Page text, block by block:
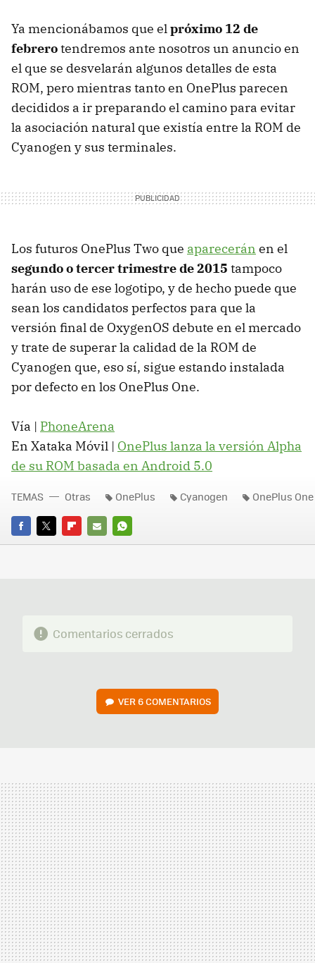
Ya mencionábamos que elpróximo 12 de
febrerotendremos ante nosotros un anuncio en
el que se desvelarán algunos detalles de esta
ROM, pero mientras tanto en OnePlus parecen
decididos a ir preparando el camino para evitar
la asociación natural que existía entre la ROM de
Cyanogen y sus terminales.
Los futuros OnePlus Two que aparecerán en el
segundo o tercer trimestre de 2015 tampoco
harán uso de ese logotipo, y de hecho puede que
sean los candidatos perfectos para que la
versión final de OxygenOS debute en el mercado
y trate de superar la calidad de la ROM de
Cyanogen que, eso sí, sigue estando instalada
por defecto en los OnePlus One.
Vía | PhoneArena
En Xataka Móvil | OnePlus lanza la versión Alpha
de su ROM basada en Android 5.0
FACEBOOK
TWITTERFLIPBOARD
E-
WHATSAPP
TEMAS Otras OnePlus Cyanogen OnePlus One
Comentarios cerrados
VER6 COMENTARIOS